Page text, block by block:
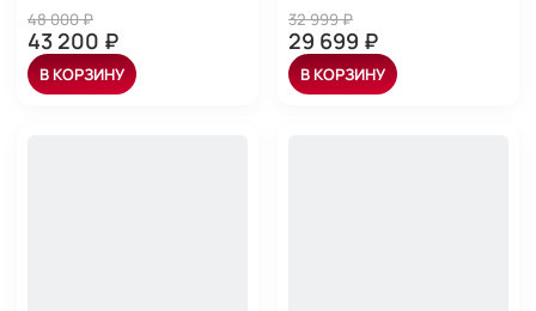
48 000 ₽
43 200 ₽
В КОРЗИНУ
32 999 ₽
29 699 ₽
В КОРЗИНУ